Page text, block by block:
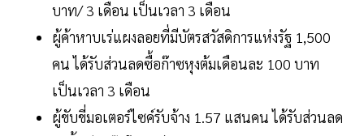
บาท/ 3 เดือน เป็นเวลา 3 เดือน
ผู้ค้าหาบเร่แผงลอยที่มีบัตรสวัสดิการแห่งรัฐ 1,500
คน ได้รับส่วนลดซื้อก๊าซหุงต้มเดือนละ 100 บาท
เป็นเวลา 3 เดือน
ผู้ขับขี่มอเตอร์ไซค์รับจ้าง 1.57 แสนคน ได้รับส่วนลด